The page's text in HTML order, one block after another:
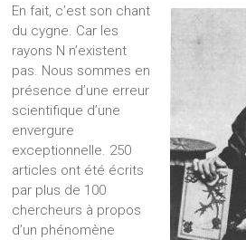
En fait, c’est son chant
du cygne. Car les
rayons N n’existent
pas. Nous sommes en
présence d’une erreur
scientifique d’une
envergure
exceptionnelle. 250
articles ont été écrits
par plus de 100
chercheurs à propos
d’un phénomène